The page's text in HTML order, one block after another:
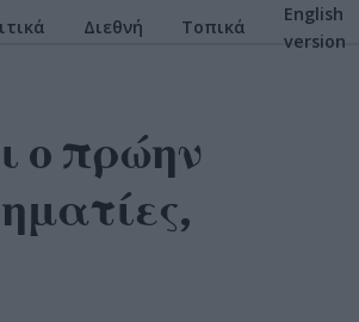
Διεθνή Τοπικά
English
version
ο πρώην